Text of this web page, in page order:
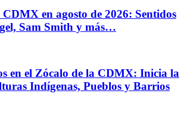
en agosto de 2026: Sentidos
Sam Smith y más…
en el Zócalo de la CDMX: Inicia la
Indígenas, Pueblos y Barrios